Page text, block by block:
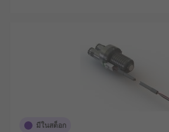
มีในสต็อก